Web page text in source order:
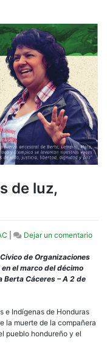
de luz,
Dejar un comentarioen
y
de Organizaciones
el marco del décimo
Cáceres – A 2 de
e Indígenas de Honduras
la muerte de la compañera
pueblo hondureño y el